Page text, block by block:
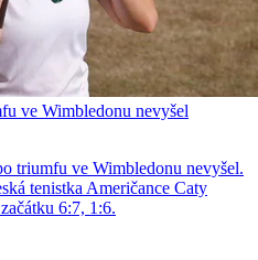
ve Wimbledonu nevyšel
triumfu ve Wimbledonu nevyšel.
tenistka Američance Caty
6:7, 1:6.